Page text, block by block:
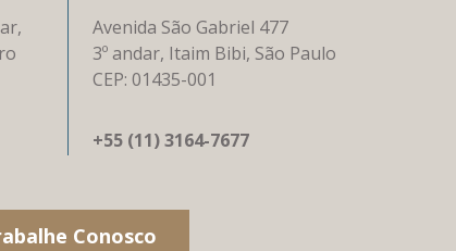
Avenida São Gabriel 477
3º andar, Itaim Bibi, São Paulo
CEP: 01435-001
+55 (11) 3164-7677
Conosco